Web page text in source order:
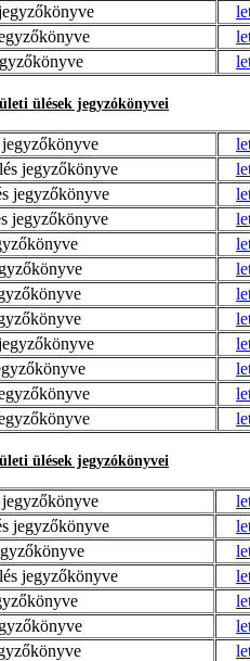
ülések jegyzókönyvei
jegyzőkönyve
jegyzőkönyve
jegyzőkönyve
jegyzőkönyve
ülések jegyzókönyvei
jegyzőkönyve
jegyzőkönyve
jegyzőkönyve